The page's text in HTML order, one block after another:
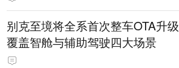
别克至境将全系首次整车OTA升级
覆盖智舱与辅助驾驶四大场景